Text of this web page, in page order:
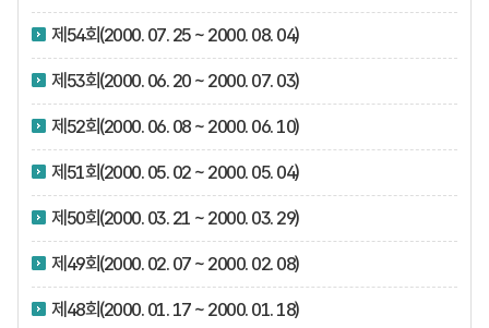
제54회(2000. 07. 25 ~ 2000. 08. 04)
제53회(2000. 06. 20 ~ 2000. 07. 03)
제52회(2000. 06. 08 ~ 2000. 06. 10)
제51회(2000. 05. 02 ~ 2000. 05. 04)
제50회(2000. 03. 21 ~ 2000. 03. 29)
제49회(2000. 02. 07 ~ 2000. 02. 08)
제48회(2000. 01. 17 ~ 2000. 01. 18)